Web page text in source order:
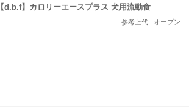
【d.b.f】カロリーエースプラス 犬用流動食
参考上代 オープン